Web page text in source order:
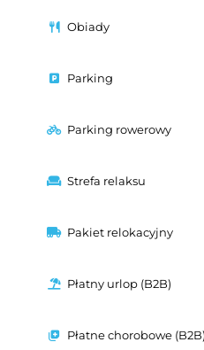
Obiady
Parking
Parking rowerowy
Strefa relaksu
Pakiet relokacyjny
Płatny urlop (B2B)
Płatne chorobowe (B2B)